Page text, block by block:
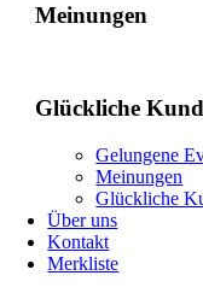
Meinungen
Glückliche
Gelungene
Meinungen
Glückliche
Über uns
Kontakt
Merkliste